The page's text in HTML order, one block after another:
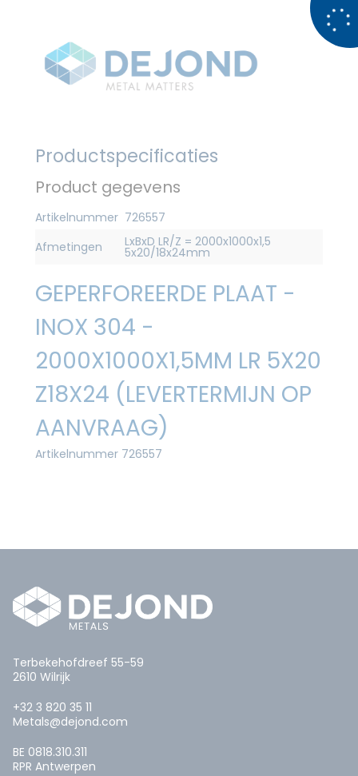
Productspecificaties
Product gegevens
Artikelnummer 726557
Afmetingen
LxBxD LR/Z = 2000x1000x1,5
5x20/18x24mm
GEPERFOREERDE PLAAT -
INOX 304 -
2000X1000X1,5MM LR 5X20
Z18X24 (LEVERTERMIJN OP
AANVRAAG)
Artikelnummer 726557
Terbekehofdreef 55-59
2610 Wilrijk
+32 3 820 35 11
Metals@dejond.com
BE 0818.310.311
RPR Antwerpen